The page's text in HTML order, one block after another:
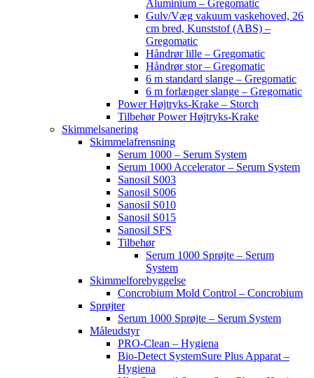
Aluminium – Gregomatic
Gulv/Væg vakuum vaskehoved, 26
cm bred, Kunststof (ABS) –
Gregomatic
Håndrør lille – Gregomatic
Håndrør stor – Gregomatic
6 m standard slange – Gregomatic
6 m forlænger slange – Gregomatic
Power Højtryks-Krake – Storch
Tilbehør Power Højtryks-Krake
Skimmelsanering
Skimmelafrensning
Serum 1000 – Serum System
Serum 1000 Accelerator – Serum System
Sanosil S003
Sanosil S006
Sanosil S010
Sanosil S015
Sanosil SFS
Tilbehør
Serum 1000 Sprøjte – Serum
System
Skimmelforebyggelse
Concrobium Mold Control – Concrobium
Sprøjter
Serum 1000 Sprøjte – Serum System
Måleudstyr
PRO-Clean – Hygiena
Bio-Detect SystemSure Plus Apparat –
Hygiena